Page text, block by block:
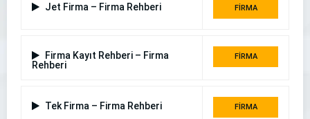
Jet Firma – Firma Rehberi FİRMA
Firma Kayıt Rehberi – Firma
Rehberi
FİRMA
Tek Firma – Firma Rehberi FİRMA